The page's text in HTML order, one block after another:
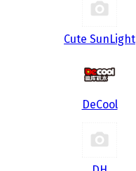
Cute SunLight
DeCool